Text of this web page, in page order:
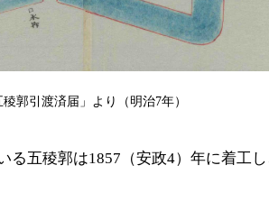
郭引渡済届」より（明治7年）
る五稜郭は1857（安政4）年に着工